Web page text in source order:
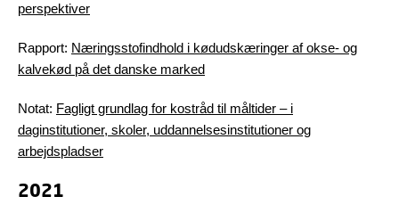
perspektiver
Rapport: Næringsstofindhold i kødudskæringer af okse- og
kalvekød på det danske marked
Notat: Fagligt grundlag for kostråd til måltider – i
daginstitutioner, skoler, uddannelsesinstitutioner og
arbejdspladser
2021